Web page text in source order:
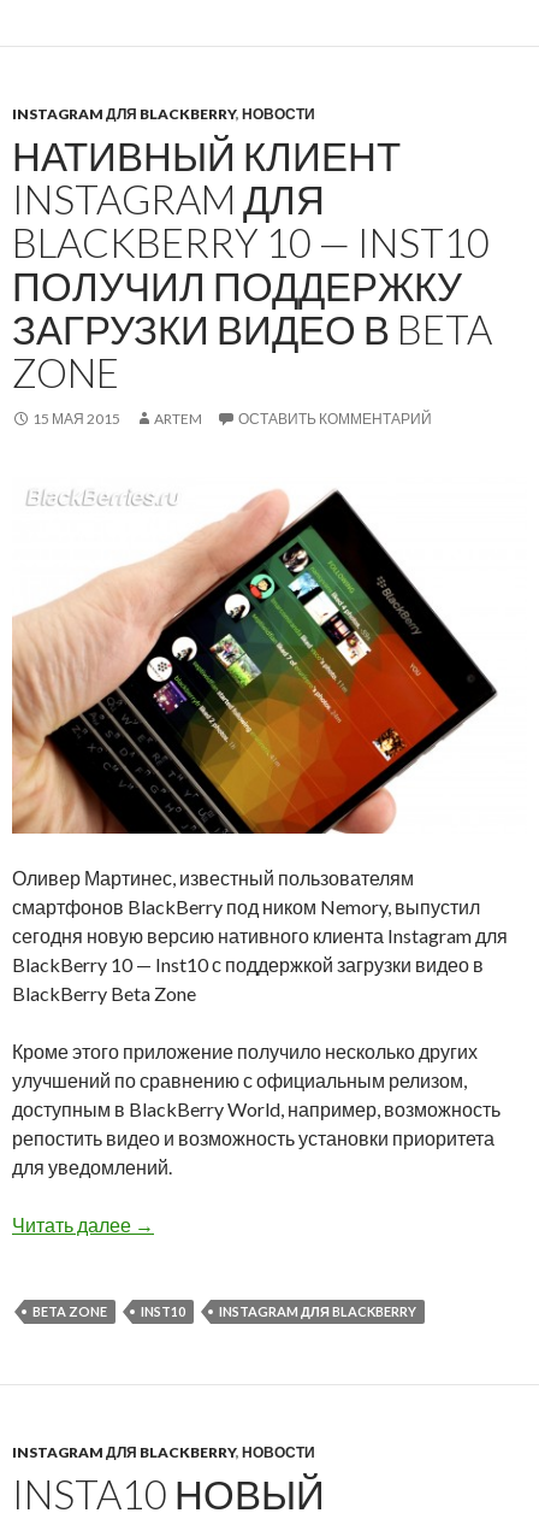
INSTAGRAM ДЛЯ BLACKBERRY, НОВОСТИ
НАТИВНЫЙ КЛИЕНТ
INSTAGRAM ДЛЯ
BLACKBERRY 10 — INST10
ПОЛУЧИЛ ПОДДЕРЖКУ
ЗАГРУЗКИ ВИДЕО В BETA
ZONE
15 МАЯ 2015 ARTEM ОСТАВИТЬ КОММЕНТАРИЙ
Оливер Мартинес, известный пользователям
смартфонов BlackBerry под ником Nemory, выпустил
сегодня новую версию нативного клиента Instagram для
BlackBerry 10 — Inst10 с поддержкой загрузки видео в
BlackBerry Beta Zone
Кроме этого приложение получило несколько других
улучшений по сравнению с официальным релизом,
доступным в BlackBerry World, например, возможность
репостить видео и возможность установки приоритета
для уведомлений.
Читать далее Нативный клиент Instagram для BlackBerry
→
BETA ZONE INST10 INSTAGRAM ДЛЯ BLACKBERRY
INSTAGRAM ДЛЯ BLACKBERRY, НОВОСТИ
INSTA10 НОВЫЙ